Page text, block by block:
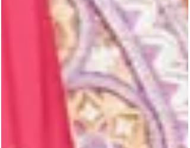
Komoren in OVI und einem neuen
Hologrammstreifen, auch die Umstellung auf
eine einzige Unterschrift (Dr. Younoussa Imani).